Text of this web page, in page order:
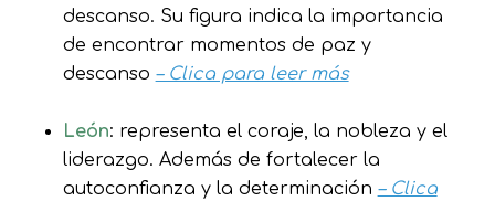
descanso. Su figura indica la importancia
de encontrar momentos de paz y
descanso – Clica para leer más
León: representa el coraje, la nobleza y el
liderazgo. Además de fortalecer la
autoconfianza y la determinación – Clica